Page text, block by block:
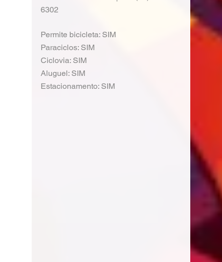
6302
Permite bicicleta: SIM
Paraciclos: SIM
Ciclovia: SIM
Aluguel: SIM
Estacionamento: SIM